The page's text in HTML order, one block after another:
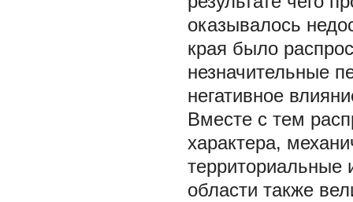
оказывалось
края было
незначительные
негативное
Вместе с тем
характера,
территориальные
области также